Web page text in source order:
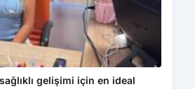
gelişimi için en ideal